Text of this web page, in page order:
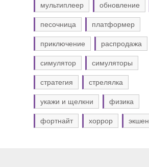
мультиплеер обновление
песочница платформер
приключение распродажа
симулятор симуляторы
стратегия стрелялка
укажи и щелкни физика
фортнайт хоррор экшен